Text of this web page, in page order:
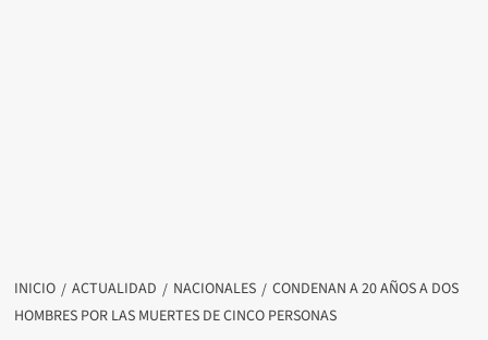
INICIO ACTUALIDAD NACIONALES
CONDENAN A 20 AÑOS A DOS
HOMBRES POR LAS MUERTES DE CINCO PERSONAS